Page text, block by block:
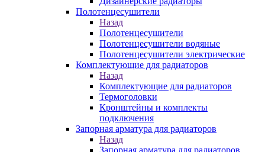
Полотенцесушители
Назад
Полотенцесушители
Полотенцесушители водяные
Полотенцесушители электрические
Комплектующие для радиаторов
Назад
Комплектующие для радиаторов
Термоголовки
Кронштейны и комплекты
подключения
Запорная арматура для радиаторов
Назад
Запорная арматура для радиаторов